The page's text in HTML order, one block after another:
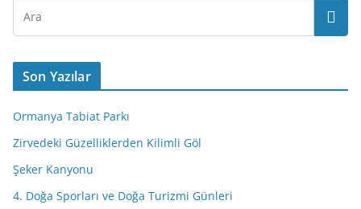
Son Yazılar
Ormanya Tabiat Parkı
Zirvedeki Güzelliklerden Kilimli Göl
Şeker Kanyonu
4. Doğa Sporları ve Doğa Turizmi Günleri